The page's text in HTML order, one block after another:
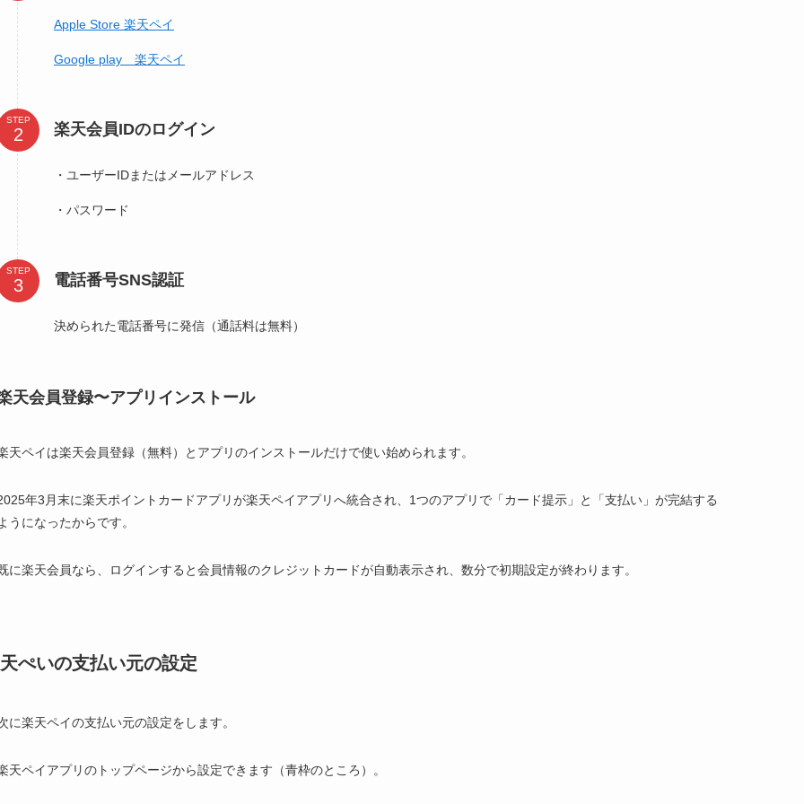
Apple Store 楽天ペイ
Google play 楽天ペイ
STEP
楽天会員IDのログイン
・ユーザーIDまたはメールアドレス
・パスワード
STEP
電話番号SNS認証
決められた電話番号に発信（通話料は無料）
天会員登録〜アプリインストール
天ペイは楽天会員登録（無料）とアプリのインストールだけで使い始められます。
年3月末に楽天ポイントカードアプリが楽天ペイアプリへ統合され、1つのアプリで「カード提示」と「支払い」が完結する
うになったからです。
に楽天会員なら、ログインすると会員情報のクレジットカードが自動表示され、数分で初期設定が終わります。
ぺいの支払い元の設定
に楽天ペイの支払い元の設定をします。
天ペイアプリのトップページから設定できます（青枠のところ）。